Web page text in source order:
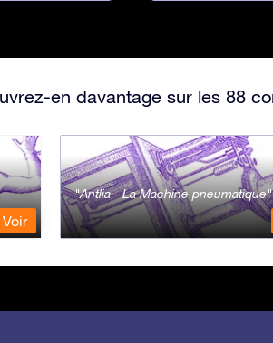
en davantage sur les 88
Voir
Antlia - La Machine pneumatique